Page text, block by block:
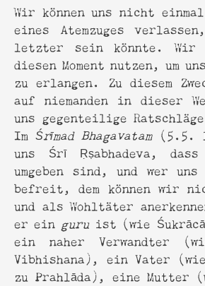
Wir können uns nicht
eines Atemzuges
letzter sein könnte. Wir
diesen Moment nutzen, um
zu erlangen. Zu diesem
auf niemanden in dieser
uns gegenteilige
Im Śrīmad Bhagavatam(5.5.
uns Śrī Ṛṣabhadeva,
umgeben sind, und wer
befreit, dem können wir
und als Wohltäter
er ein guruist (wie
ein naher Verwandter
Vibhishana), ein Vater
zu Prahlāda), eine Mutter